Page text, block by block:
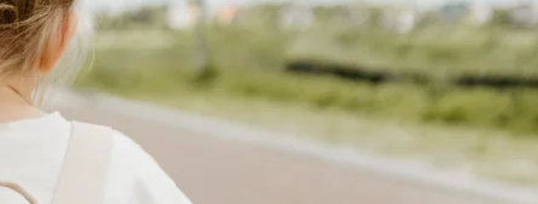
nopeammin kuin ehdit sanoa “yllätys!”